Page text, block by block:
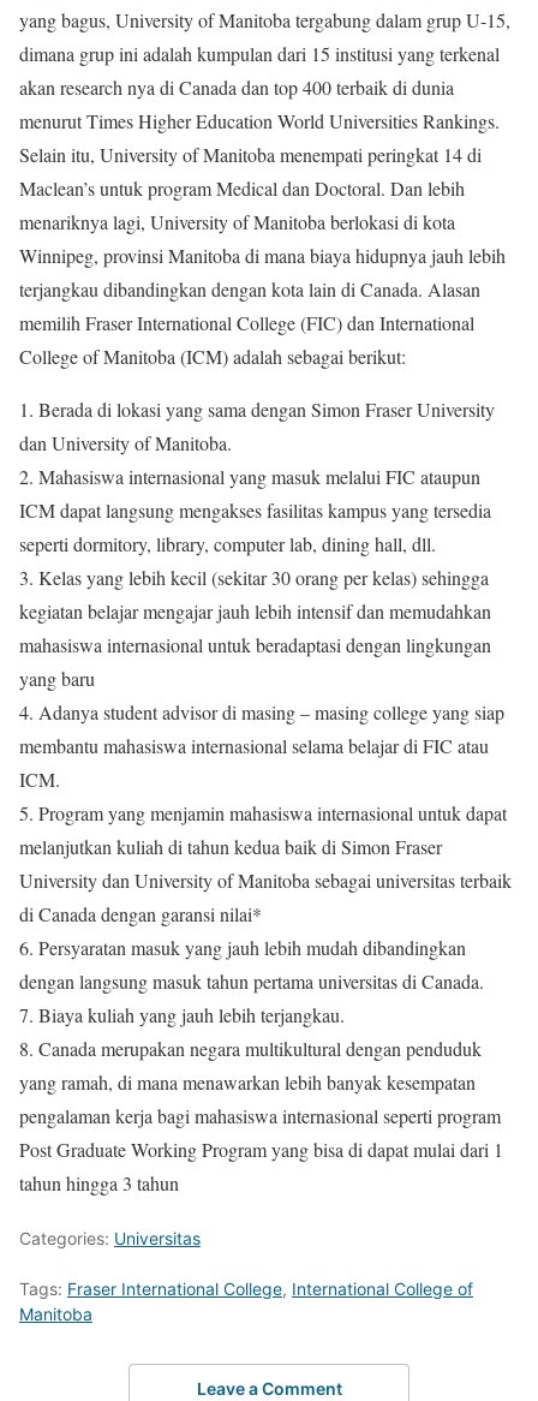
yang bagus, University of Manitoba tergabung dalam grup U-15,
dimana grup ini adalah kumpulan dari 15 institusi yang terkenal
akan research nya di Canada dan top 400 terbaik di dunia
menurut Times Higher Education World Universities Rankings.
Selain itu, University of Manitoba menempati peringkat 14 di
Maclean’s untuk program Medical dan Doctoral. Dan lebih
menariknya lagi, University of Manitoba berlokasi di kota
Winnipeg, provinsi Manitoba di mana biaya hidupnya jauh lebih
terjangkau dibandingkan dengan kota lain di Canada. Alasan
memilih Fraser International College (FIC) dan International
College of Manitoba (ICM) adalah sebagai berikut:
1. Berada di lokasi yang sama dengan Simon Fraser University
dan University of Manitoba.
2. Mahasiswa internasional yang masuk melalui FIC ataupun
ICM dapat langsung mengakses fasilitas kampus yang tersedia
seperti dormitory, library, computer lab, dining hall, dll.
3. Kelas yang lebih kecil (sekitar 30 orang per kelas) sehingga
kegiatan belajar mengajar jauh lebih intensif dan memudahkan
mahasiswa internasional untuk beradaptasi dengan lingkungan
yang baru
4. Adanya student advisor di masing – masing college yang siap
membantu mahasiswa internasional selama belajar di FIC atau
ICM.
5. Program yang menjamin mahasiswa internasional untuk dapat
melanjutkan kuliah di tahun kedua baik di Simon Fraser
University dan University of Manitoba sebagai universitas terbaik
di Canada dengan garansi nilai*
6. Persyaratan masuk yang jauh lebih mudah dibandingkan
dengan langsung masuk tahun pertama universitas di Canada.
7. Biaya kuliah yang jauh lebih terjangkau.
8. Canada merupakan negara multikultural dengan penduduk
yang ramah, di mana menawarkan lebih banyak kesempatan
pengalaman kerja bagi mahasiswa internasional seperti program
Post Graduate Working Program yang bisa di dapat mulai dari 1
tahun hingga 3 tahun
Categories: Universitas
Tags: Fraser International College, International College of
Manitoba
Leave a Comment